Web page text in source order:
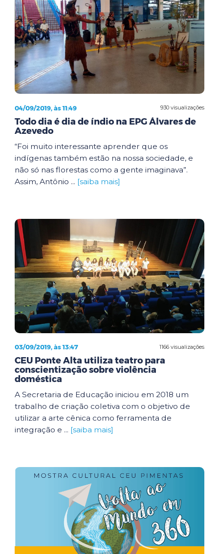
930 visualizações
04/09/2019, às 11:49
Todo dia é dia de índio na EPG Álvares de
Azevedo
“Foi muito interessante aprender que os
indígenas também estão na nossa sociedade, e
não só nas florestas como a gente imaginava”.
Assim, Antônio ... [saiba mais]
1166 visualizações
03/09/2019, às 13:47
CEU Ponte Alta utiliza teatro para
conscientização sobre violência
doméstica
A Secretaria de Educação iniciou em 2018 um
trabalho de criação coletiva com o objetivo de
utilizar a arte cênica como ferramenta de
integração e ... [saiba mais]